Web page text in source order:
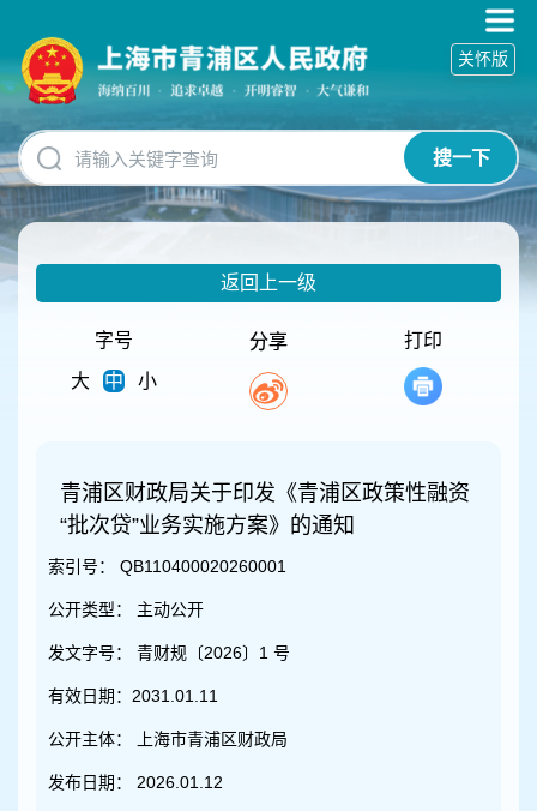
碍
操
明
跳
转
到
网
搜一下
关怀版
返回上一级
字号
大
中 小
分享 打印
青浦区财政局关于印发《青浦区政策性融资
“批次贷”业务实施方案》的通知
索引号： QB110400020260001
公开类型： 主动公开
发文字号： 青财规〔2026〕1 号
有效日期： 2031.01.11
公开主体： 上海市青浦区财政局
发布日期： 2026.01.12